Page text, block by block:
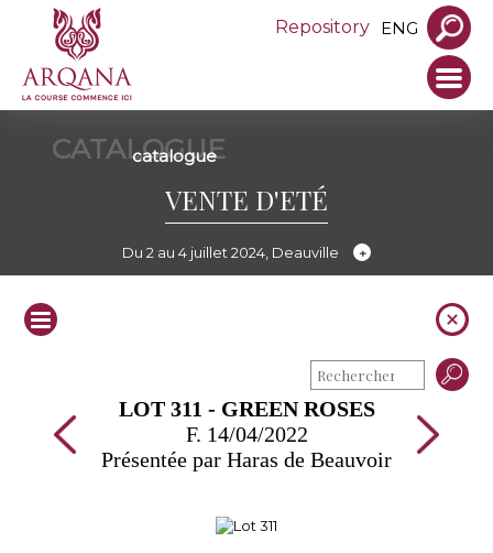
Repository ENG
CATALOGUE
catalogue
VENTE D'ETÉ
Du 2 au 4 juillet 2024, Deauville
LOT 311 - GREEN ROSES
F. 14/04/2022
Présentée par Haras de Beauvoir